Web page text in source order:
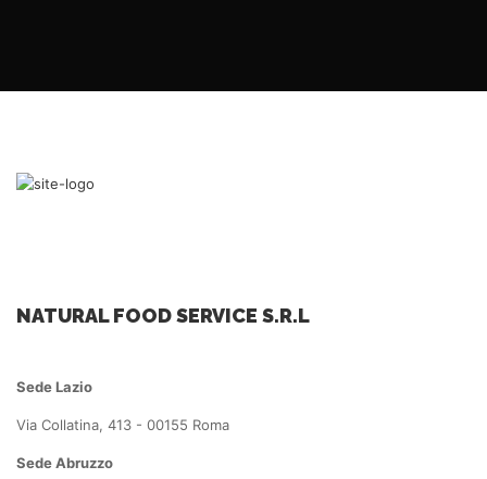
NATURAL FOOD SERVICE S.R.L
Sede Lazio
Via Collatina, 413 - 00155 Roma
Sede Abruzzo